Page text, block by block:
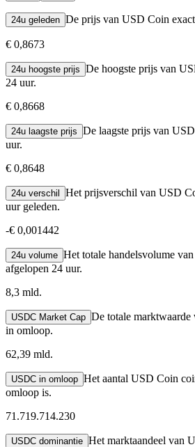
24u geleden De prijs van USD Coin
€ 0,8673
24u hoogste prijs De hoogste prijs van
24 uur.
€ 0,8668
24u laagste prijs De laagste prijs van
uur.
€ 0,8648
24u verschil Het prijsverschil van USD
uur geleden.
-€ 0,001442
24u volume Het totale handelsvolume
afgelopen 24 uur.
8,3 mld.
USDC Market Cap De totale
in omloop.
62,39 mld.
USDC in omloop Het aantal USD Coin
omloop is.
71.719.714.230
USDC dominantie Het marktaandeel van